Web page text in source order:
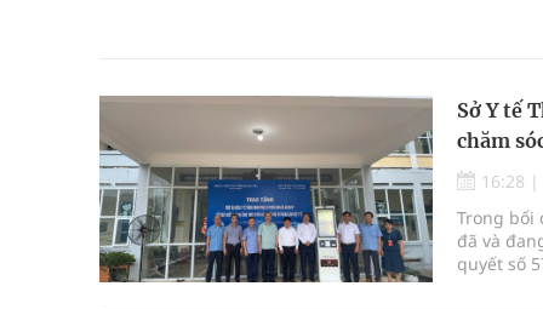
Sở Y tế
chăm
16:28 |
Trong bối
đã và
quyết số